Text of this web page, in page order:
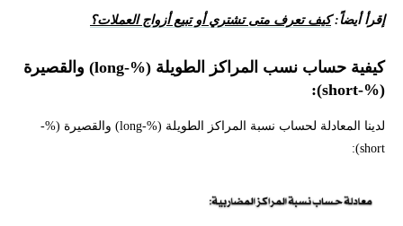
إقرأ أيضاً:كيف تعرف متى تشتري أو تبيع أزواج العملات؟
كيفية حساب نسب المراكز الطويلة (%-long) والقصيرة
(%-short):
لدينا المعادلة لحساب نسبة المراكز الطويلة (%-long) والقصيرة (%-
short):